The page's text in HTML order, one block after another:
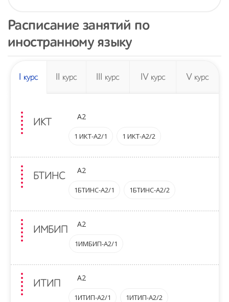
Расписание занятий по
иностранному языку
I курс курс курс IV курс V курс
ИКТ
A2
1 ИКТ-A2/1 1 ИКТ-A2/2
БТИНС
A2
1БТИНС-A2/1 1БТИНС-A2/2
ИМБИП
A2
1ИМБИП-A2/1
ИТИП
A2
1ИТИП-A2/1 1ИТИП-A2/2